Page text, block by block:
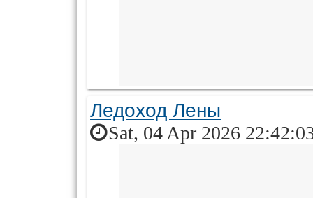
Ледоход Лены
Sat, 04 Apr 2026